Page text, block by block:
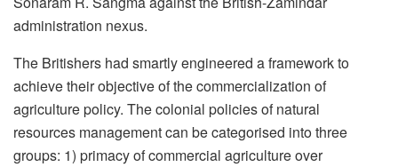
administration nexus.
The Britishers had smartly engineered a framework to
achieve their objective of the commercialization of
agriculture policy. The colonial policies of natural
resources management can be categorised into three
groups: 1) primacy of commercial agriculture over